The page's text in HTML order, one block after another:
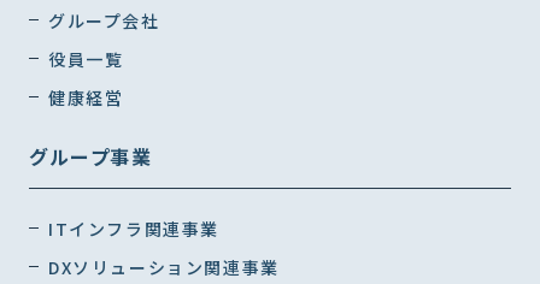
グループ会社
役員一覧
健康経営
グループ事業
ITインフラ関連事業
DXソリューション関連事業